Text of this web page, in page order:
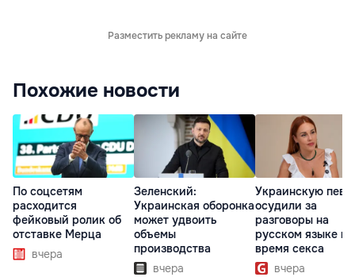
Разместить рекламу на сайте
Похожие новости
По соцсетям
расходится
фейковый ролик об
отставке Мерца
вчера
Зеленский:
Украинская оборонка
может удвоить
объемы
производства
вчера
Украинскую
осудили за
разговоры на
русском языке во
время секса
вчера